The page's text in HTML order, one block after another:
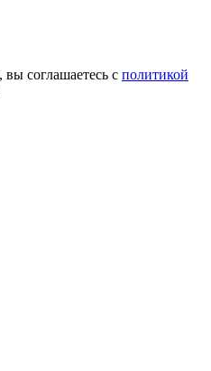
вы соглашаетесь с политикой